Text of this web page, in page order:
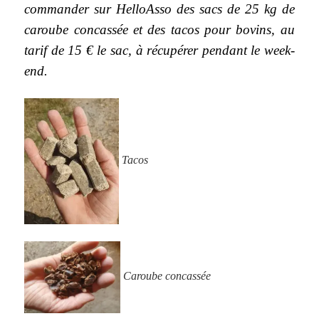
commander sur HelloAsso des sacs de 25 kg de
caroube concassée et des tacos pour bovins, au
tarif de 15 € le sac, à récupérer pendant le week-
end.
Tacos
Caroube concassée